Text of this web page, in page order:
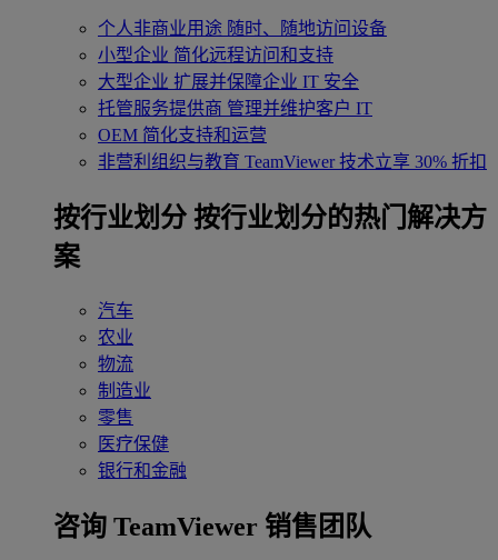
个人非商业用途 随时、随地访问设备
小型企业 简化远程访问和支持
大型企业 扩展并保障企业 IT 安全
托管服务提供商 管理并维护客户 IT
OEM 简化支持和运营
非营利组织与教育 TeamViewer 技术立享 30% 折扣
‌按行业划分 按行业划分的热门解决方
案
汽车
农业
物流
制造业
零售
医疗保健
银行和金融
咨询 TeamViewer 销售团队